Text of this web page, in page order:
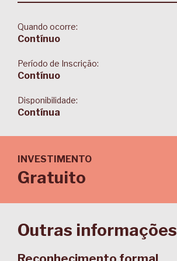
Quando ocorre:
Contínuo
Período de Inscrição:
Contínuo
Disponibilidade:
Contínua
INVESTIMENTO
Gratuito
Outras informações